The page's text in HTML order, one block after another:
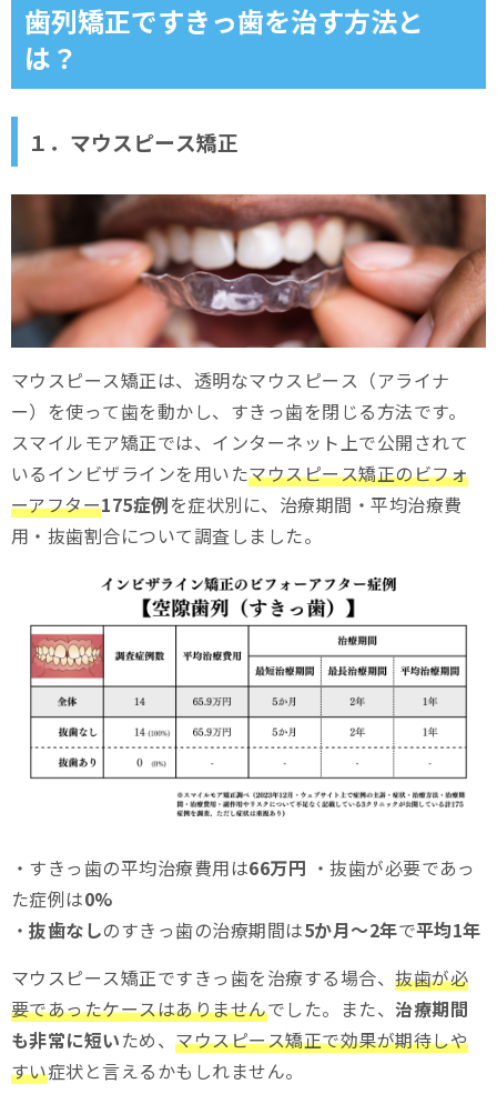
歯列矯正ですきっ歯を治す方法と
は？
１．マウスピース矯正
マウスピース矯正は、透明なマウスピース（アライナ
ー）を使って歯を動かし、すきっ歯を閉じる方法です。
スマイルモア矯正では、インターネット上で公開されて
いるインビザラインを用いたマウスピース矯正のビフォ
ーアフター175症例を症状別に、治療期間・平均治療費
用・抜歯割合について調査しました。
・すきっ歯の平均治療費用は66万円 ・抜歯が必要であっ
た症例は0%
・抜歯なしのすきっ歯の治療期間は5か月～2年で平均1年
マウスピース矯正ですきっ歯を治療する場合、抜歯が必
要であったケースはありませんでした。また、治療期間
も非常に短いため、マウスピース矯正で効果が期待しや
すい症状と言えるかもしれません。